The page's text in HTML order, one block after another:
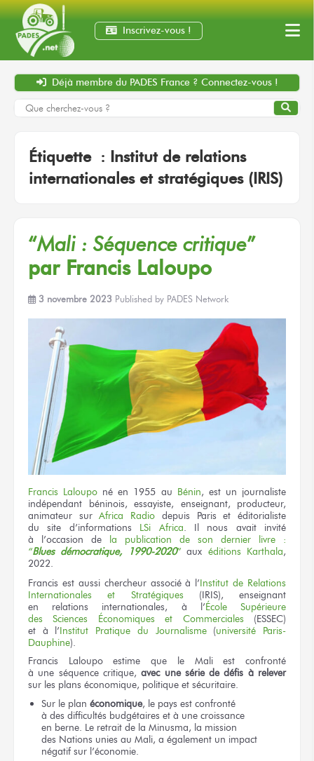
Inscrivez-vous !
Déjà membre du PADES France ? Connectez-vous !
Étiquette : Institut de relations
internationales et stratégiques (IRIS)
“Mali : Séquence critique”
par Francis Laloupo
3 novembre 2023 Published by PADES Network
Francis Laloupo né en 1955 au Bénin, est un journaliste
indépendant béninois, essayiste, enseignant, producteur,
animateur surAfrica Radio depuis Paris et éditorialiste
du site d’informations
LSi Africa.
Il nous avait invité
à l’occasion
de la publication de son dernier
livre :
“Blues démocratique,1990-2020” aux éditions Karthala,
2022.
Francis est aussi chercheur associé à l’Institut de Relations
Internationaleset Stratégiques (IRIS), enseignant
en relations internationales,
à l’ÉcoleSupérieure
des Sciences Économiqueset Commerciales (ESSEC)
et à l’Institut Pratique du Journalisme(université Paris-
Dauphine).
Francis Laloupo estimeque le Mali
est confronté
à une séquencecritique,avec une série de défis à relever
sur les plans économique, politique et sécuritaire.
Sur le plan économique, le pays est confronté
à des difficultés budgétaireset à une croissance
en berne. Le retrait de la Minusma, la mission
des Nations unies au Mali, a également un impact
négatifsur l’économie.